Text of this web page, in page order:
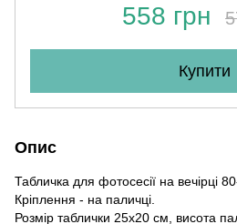
558 грн
Купити
Опис
Табличка для фотосесії на вечірці
Кріплення - на паличці.
Розмір таблички 25х20 см, висота